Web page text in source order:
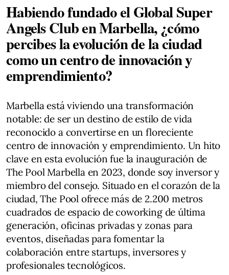
Habiendo fundado el Global Super
Angels Club en Marbella, ¿cómo
percibes la evolución de la ciudad
como un centro de innovación y
emprendimiento?
Marbella está viviendo una transformación
notable: de ser un destino de estilo de vida
reconocido a convertirse en un floreciente
centro de innovación y emprendimiento. Un hito
clave en esta evolución fue la inauguración de
The Pool Marbella en 2023, donde soy inversor y
miembro del consejo. Situado en el corazón de la
ciudad, The Pool ofrece más de 2.200 metros
cuadrados de espacio de coworking de última
generación, oficinas privadas y zonas para
eventos, diseñadas para fomentar la
colaboración entre startups, inversores y
profesionales tecnológicos.